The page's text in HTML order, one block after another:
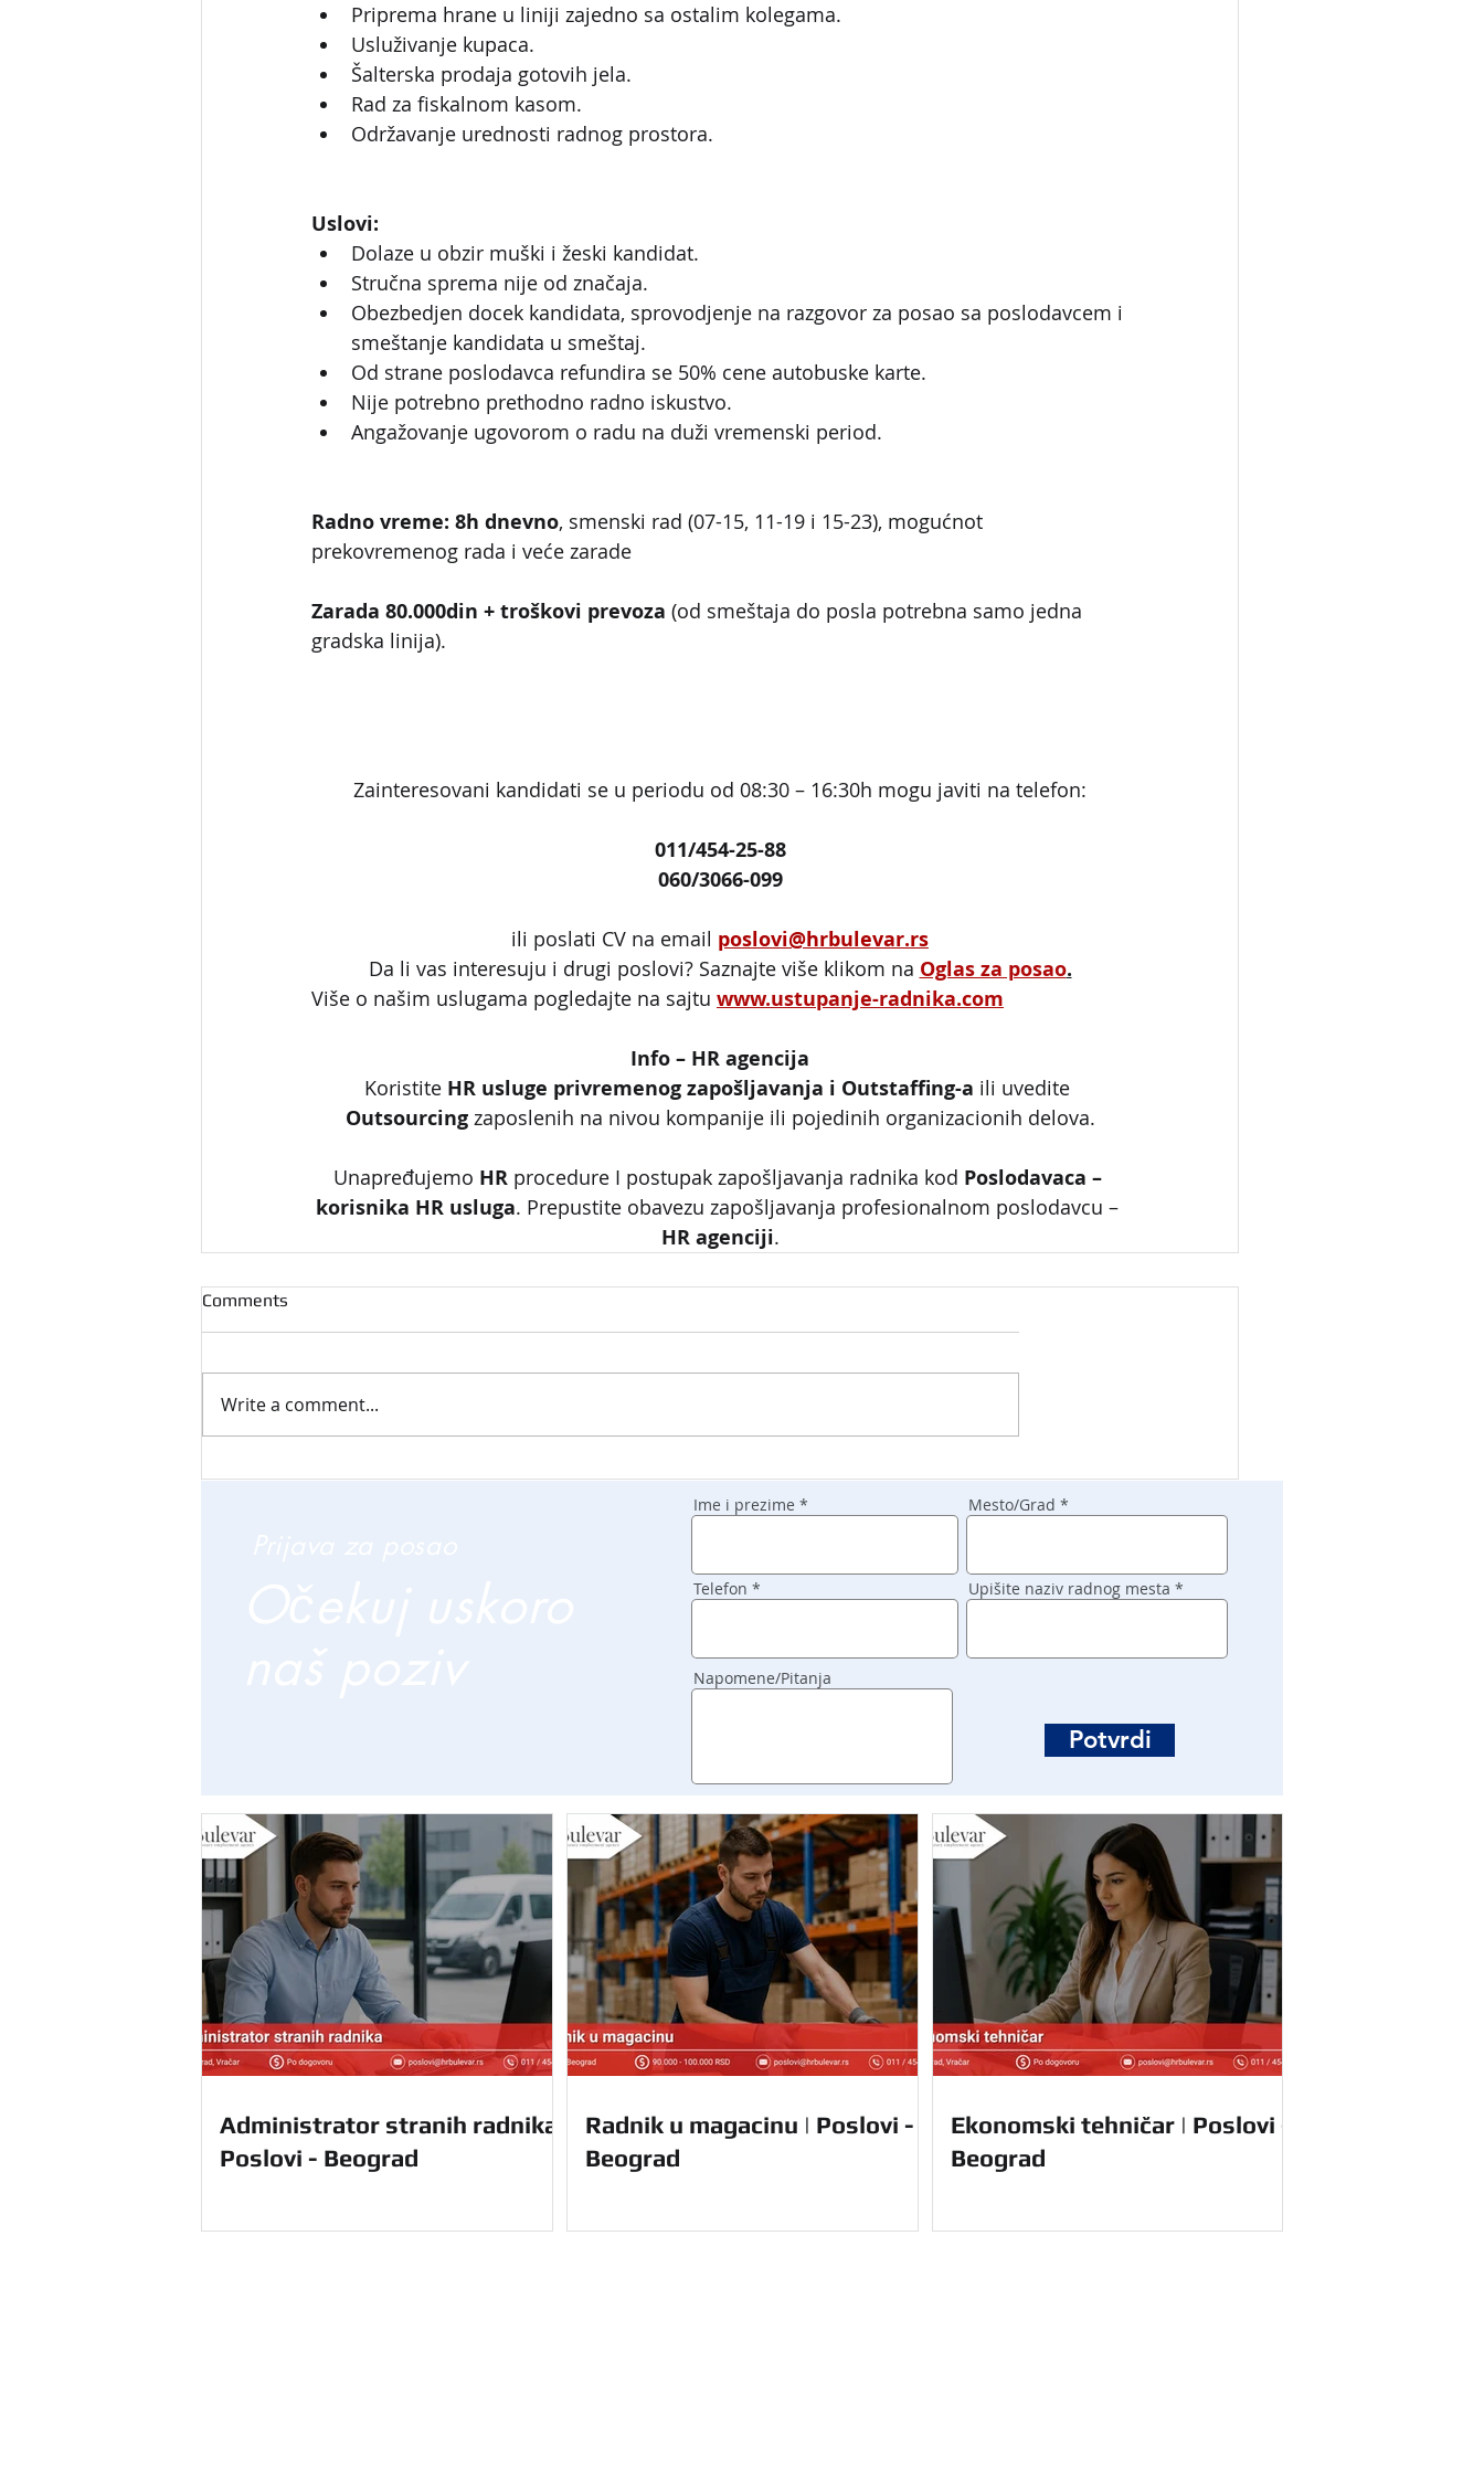
Priprema hrane u liniji zajedno sa ostalim kolegama.
Usluživanje kupaca.
Šalterska prodaja gotovih jela.
Rad za fiskalnom kasom.
Održavanje urednosti radnog prostora.
Uslovi:
Dolaze u obzir muški i žeski kandidat.
Stručna sprema nije od značaja.
Obezbedjen docek kandidata, sprovodjenje na razgovor za posao sa poslodavcem i
smeštanje kandidata u smeštaj.
Od strane poslodavca refundira se 50% cene autobuske karte.
Nije potrebno prethodno radno iskustvo.
Angažovanje ugovorom o radu na duži vremenski period.
Radno vreme: 8h dnevno, smenski rad (07-15, 11-19 i 15-23), mogućnot
prekovremenog rada i veće zarade
Zarada 80.000din + troškovi prevoza (od smeštaja do posla potrebna samo jedna
gradska linija).
Zainteresovani kandidati se u periodu od 08:30 – 16:30h mogu javiti na telefon:
011/454-25-88
060/3066-099
ili poslati CV na email poslovi@hrbulevar.rs
Da li vas interesuju i drugi poslovi? Saznajte više klikom na Oglas za posao.
Više o našim uslugama pogledajte na sajtu www.ustupanje-radnika.com
Info – HR agencija
Koristite HR usluge privremenog zapošljavanja i Outstaffing-a ili uvedite
Outsourcing zaposlenih na nivou kompanije ili pojedinih organizacionih delova.
Unapređujemo HR procedure I postupak zapošljavanja radnika kod Poslodavaca –
korisnika HR usluga. Prepustite obavezu zapošljavanja profesionalnom poslodavcu –
HR agenciji.
Comments
Write a comment...
Ime i prezime
Telefon
Napomene/Pitanja
Mesto/Grad
Upišite naziv radnog mesta
Potvrdi
Administrator stranih radnika |
Poslovi - Beograd
Radnik u magacinu | Poslovi -
Beograd
Ekonomski tehničar | Poslovi -
Beograd